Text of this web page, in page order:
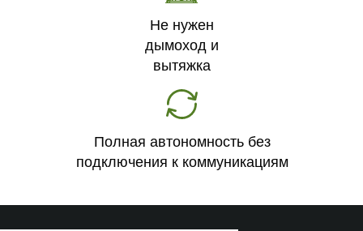
Не нужен
дымоход и
вытяжка
Полная автономность без
подключения к коммуникациям